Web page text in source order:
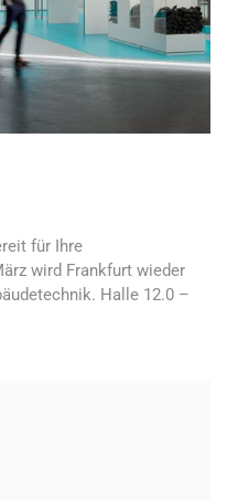
für Ihre
wird Frankfurt wieder
Halle 12.0 –